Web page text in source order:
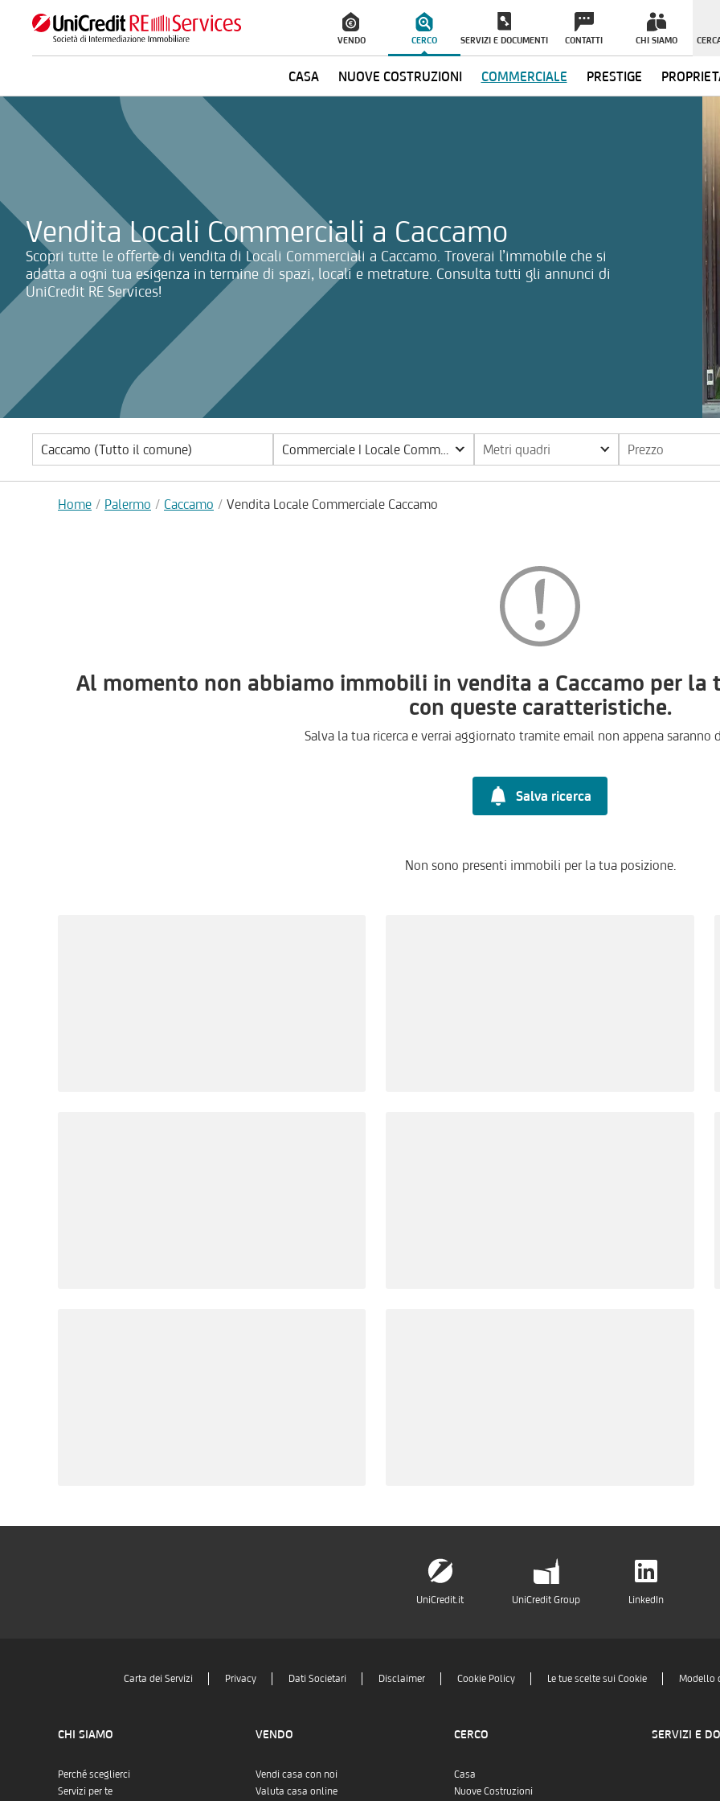
VENDO CERCO
CASA NUOVE COSTRUZIONI COMMERCIALE PRESTIGE
SERVIZI E DOCUMENTI CONTATTI CHI SIAMO
Vendita Locali Commerciali a Caccamo
Scopri tutte le offerte di vendita di Locali Commerciali a Caccamo. Troverai l’immobile che si
adatta a ogni tua esigenza in termine di spazi, locali e metrature. Consulta tutti gli annunci di
UniCredit RE Services!
La ricerca verrà inviata automaticamente alla selezione delle informazioni
Commerciale | Locale Commerciale Metri quadri Prezzo
Home Palermo Caccamo Vendita Locale Commerciale Caccamo
Al momento non abbiamo immobili in vendita a Caccamo per la
con queste caratteristiche.
Salva la tua ricerca e verrai aggiornato tramite email non appena saranno
Salva ricerca
Non sono presenti immobili per la tua posizione.
UniCredit.it UniCredit Group LinkedIn
Carta dei Servizi Privacy Dati Societari Disclaimer Cookie Policy Le tue scelte sui Cookie Modello
CHI SIAMO
Perché sceglierci
Servizi per te
VENDO
Vendi casa con noi
Valuta casa online
CERCO
Casa
Nuove Costruzioni
SERVIZI E